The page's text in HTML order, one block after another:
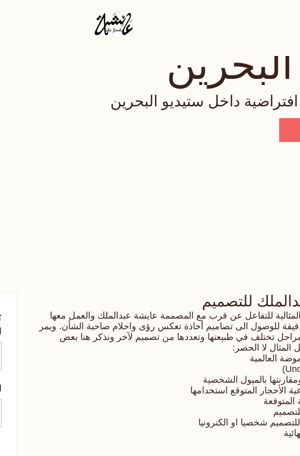
داخل ستيديو البحرين
للتصميم
المثالية للتفاعل عن قرب مع المصممة عايشة عبدالملك والعمل معها
للوصول الى تصاميم أخاذة تعكس رؤى واحلام صاحبة الشأن. ويمر
تختلف في طبيعتها وتعددها من تصميم لآخر ونذكر هنا بعض
المثال لا الحصر:
العالمية
بالميول الشخصية
الأحجار المتوقع استخدامها
المتوقعة
شخصيا او الكترونيا